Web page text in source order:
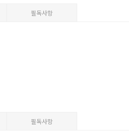
필독사항
필독사항